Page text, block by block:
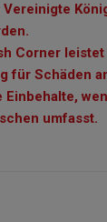
Corner leistet
für Schäden
Einbehalte,
umfasst.